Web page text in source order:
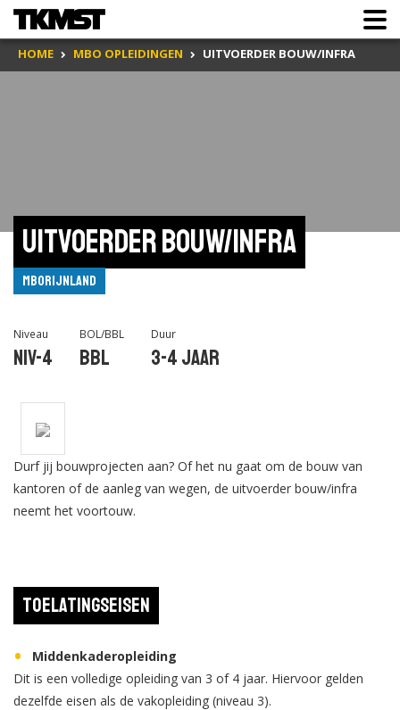
HOME MBO OPLEIDINGEN UITVOERDER BOUW/INFRA
Uitvoerder bouw/infra
mboRijnland
Niveau
Niv-4
BOL/BBL
BBL
Duur
3-4 jaar
Durf jij bouwprojecten aan? Of het nu gaat om de bouw van
kantoren of de aanleg van wegen, de uitvoerder bouw/infra
neemt het voortouw.
Toelatingseisen
Middenkaderopleiding
Dit is een volledige opleiding van 3 of 4 jaar. Hiervoor gelden
dezelfde eisen als de vakopleiding (niveau 3).